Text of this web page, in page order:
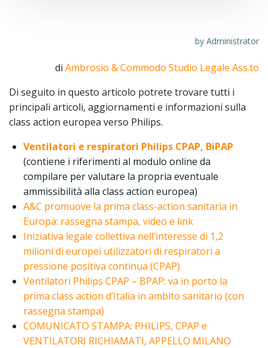
by Administrator
di Ambrosio & Commodo Studio Legale Ass.to
Di seguito in questo articolo potrete trovare tutti i
principali articoli, aggiornamenti e informazioni sulla
class action europea verso Philips.
Ventilatori e respiratori Philips CPAP, BiPAP
(contiene i riferimenti al modulo online da
compilare per valutare la propria eventuale
ammissibilità alla class action europea)
A&C promuove la prima class-action sanitaria in
Europa: rassegna stampa, video e link
Iniziativa legale collettiva nell’interesse di 1,2
milioni di europei utilizzatori di respiratori a
pressione positiva continua (CPAP)
Ventilatori Philips CPAP – BPAP: va in porto la
prima class action d’Italia in ambito sanitario (con
rassegna stampa)
COMUNICATO STAMPA: PHILIPS, CPAP e
VENTILATORI RICHIAMATI, APPELLO MILANO